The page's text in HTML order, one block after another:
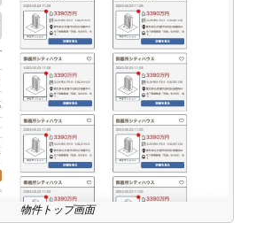
物件トップ画面